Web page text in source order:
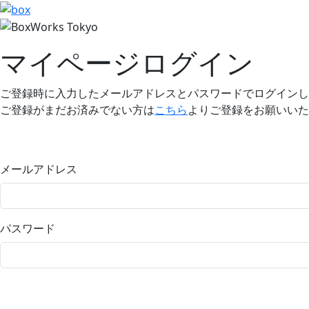
マイページログイン
ご登録時に入力したメールアドレスとパスワードでログイン
ご登録がまだお済みでない方はこちらよりご登録をお願いい
メールアドレス
パスワード